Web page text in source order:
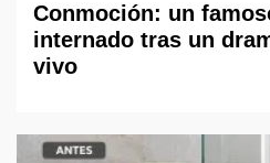
Conmoción: un
internado tras un
vivo